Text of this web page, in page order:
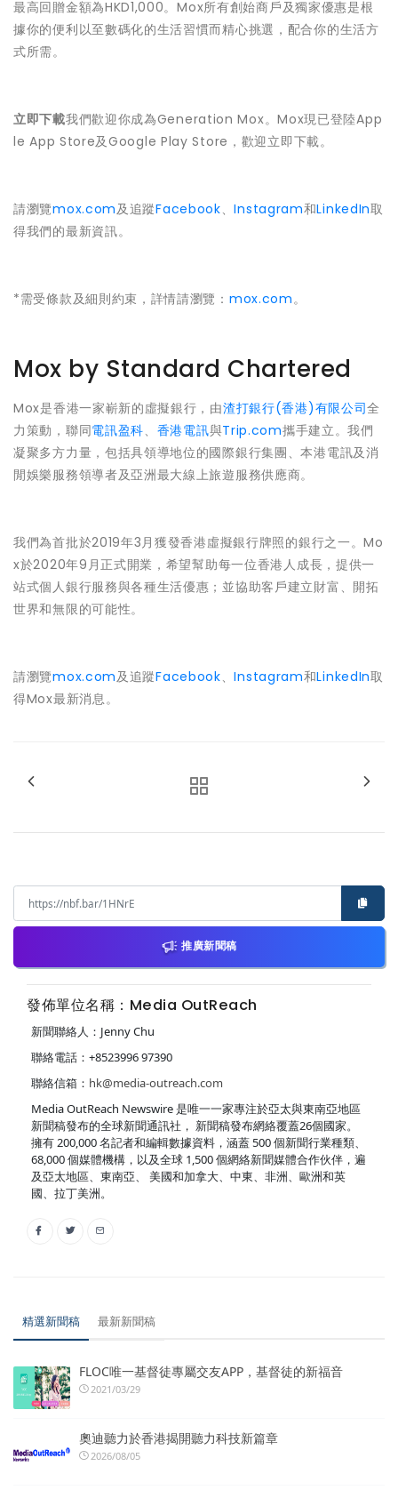
最高回贈金額為HKD1,000。Mox所有創始商戶及獨家優惠是根
據你的便利以至數碼化的生活習慣而精心挑選，配合你的生活方
式所需。
立即下載我們歡迎你成為Generation Mox。Mox現已登陸App
le App Store及Google Play Store，歡迎立即下載。
請瀏覽mox.com及追蹤Facebook、Instagram和LinkedIn取
得我們的最新資訊。
*需受條款及細則約束，詳情請瀏覽： mox.com。
Mox by Standard Chartered
Mox是香港一家嶄新的虛擬銀行，由渣打銀行(香港)有限公司全
力策動，聯同電訊盈科、 香港電訊與Trip.com攜手建立。我們
凝聚多方力量，包括具領導地位的國際銀行集團、本港電訊及消
閒娛樂服務領導者及亞洲最大線上旅遊服務供應商。
我們為首批於2019年3月獲發香港虛擬銀行牌照的銀行之一。Mo
x於2020年9月正式開業，希望幫助每一位香港人成長，提供一
站式個人銀行服務與各種生活優惠；並協助客戶建立財富、開拓
世界和無限的可能性。
請瀏覽mox.com及追蹤Facebook、Instagram和LinkedIn取
得Mox最新消息。
推廣新聞稿
發佈單位名稱：Media OutReach
新聞聯絡人：Jenny Chu
聯絡電話：+8523996 97390
聯絡信箱： hk@media-outreach.com
Media OutReach Newswire 是唯一一家專注於亞太與東南亞地區
新聞稿發布的全球新聞通訊社， 新聞稿發布網絡覆蓋26個國家。
擁有 200,000 名記者和編輯數據資料，涵蓋 500 個新聞行業種類、
68,000 個媒體機構，以及全球 1,500 個網絡新聞媒體合作伙伴，遍
及亞太地區、東南亞、 美國和加拿大、中東、非洲、歐洲和英
國、拉丁美洲。
精選新聞稿 最新新聞稿
FLOC唯一基督徒專屬交友APP，基督徒的新福音
2021/03/29
奧迪聽力於香港揭開聽力科技新篇章
2026/08/05